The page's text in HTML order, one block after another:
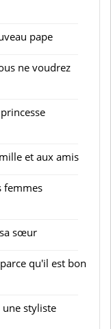
pape
ne voudrez
et aux amis
femmes
sœur
qu'il est bon
styliste